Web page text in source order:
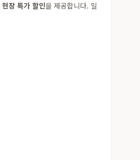
현장 특가 할인을 제공합니다. 일